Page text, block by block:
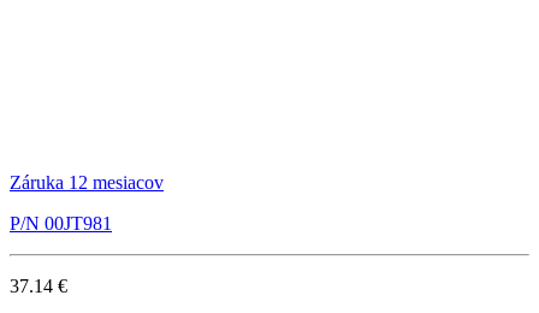
Záruka 12 mesiacov
P/N 00JT981
37.14 €